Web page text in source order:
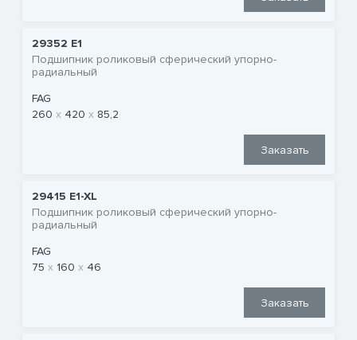
29352 E1
Подшипник роликовый сферический упорно-
радиальный
FAG
260
420 85,2
Заказать
29415 E1-XL
Подшипник роликовый сферический упорно-
радиальный
FAG
75
160 46
Заказать